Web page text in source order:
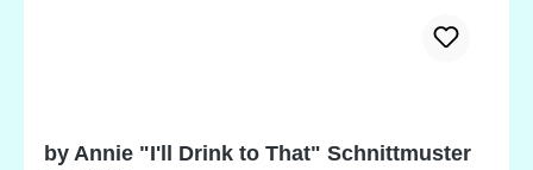
by Annie "I'll Drink to That" Schnittmuster